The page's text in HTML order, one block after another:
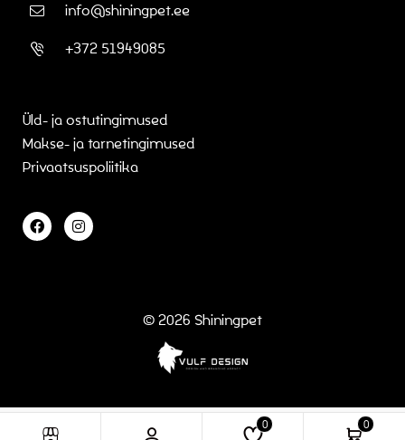
0 0
info@shiningpet.ee
+372 51949085
Üld- ja ostutingimused
Makse- ja tarnetingimused
Privaatsuspoliitika
© 2026 Shiningpet